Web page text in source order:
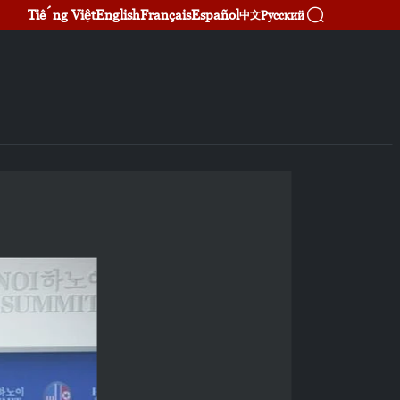
Tiếng ViệtEnglishFrançaisEspañol中文Русский